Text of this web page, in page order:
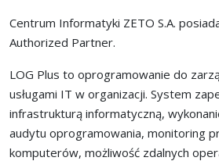
Centrum Informatyki ZETO S.A.
Authorized Partner.
LOG Plus to oprogramowanie do
usługami IT w organizacji. System
infrastrukturą informatyczną,
audytu oprogramowania, monitoring
komputerów, możliwość zdalnych